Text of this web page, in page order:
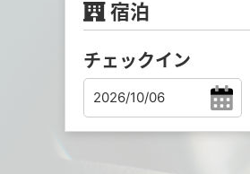
宿泊
チェックイン